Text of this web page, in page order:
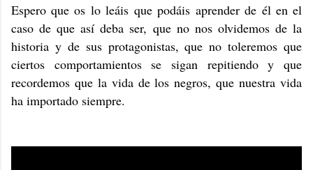
Espero que os lo leáis que podáis aprender de él en el
caso de que así deba ser, que no nos olvidemos de la
historia y de sus protagonistas, que no toleremos que
ciertos comportamientos se sigan repitiendo y que
recordemos que la vida de los negros, que nuestra vida
ha importado siempre.